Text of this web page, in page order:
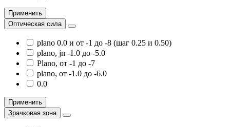
Применить
Оптическая сила
plano 0.0 и от -1 до -8 (шаг 0.25 и 0.50)
plano, jn -1.0 до -5.0
Plano, от -1 до -7
plano, от -1.0 до -6.0
0.0
Применить
Зрачковая зона